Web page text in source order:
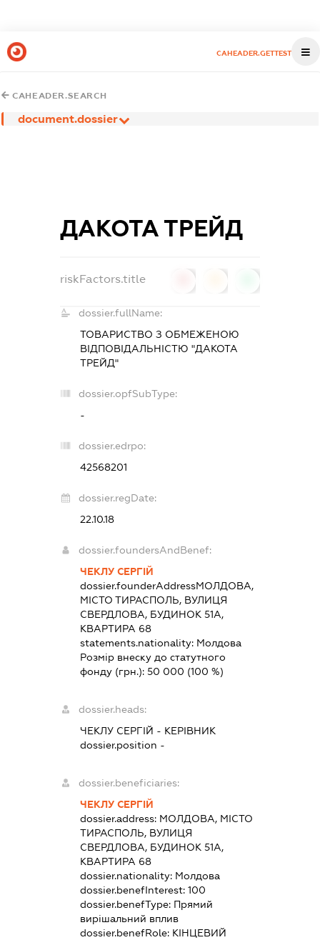
CAHEADER.GETTEST
CAHEADER.SEARCH
document.dossier
ДАКОТА ТРЕЙД
riskFactors.title
dossier.fullName:
ТОВАРИСТВО З ОБМЕЖЕНОЮ
ВІДПОВІДАЛЬНІСТЮ "ДАКОТА
ТРЕЙД"
dossier.opfSubType:
-
dossier.edrpo:
42568201
dossier.regDate:
22.10.18
dossier.foundersAndBenef:
ЧЕКЛУ СЕРГІЙ
dossier.founderAddressМОЛДОВА,
МІСТО ТИРАСПОЛЬ, ВУЛИЦЯ
СВЕРДЛОВА, БУДИНОК 51А,
КВАРТИРА 68
statements.nationality: Молдова
Розмір внеску до статутного
фонду (грн.):50 000 (100 %)
dossier.heads:
ЧЕКЛУ СЕРГІЙ - КЕРІВНИК
dossier.position -
dossier.beneficiaries:
ЧЕКЛУ СЕРГІЙ
dossier.address: МОЛДОВА, МІСТО
ТИРАСПОЛЬ, ВУЛИЦЯ
СВЕРДЛОВА, БУДИНОК 51А,
КВАРТИРА 68
dossier.nationality: Молдова
dossier.benefInterest:100
dossier.benefType: Прямий
вирішальний вплив
dossier.benefRole: КІНЦЕВИЙ